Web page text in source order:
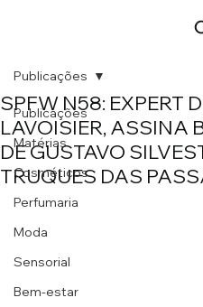
Publicações
Matérias
Cosméticos
Perfumaria
Moda
Sensorial
Bem-estar
Publicações
SPFW N58: EXPERT
LAVOISIER, ASSINA
DE GUSTAVO
TRUQUES DAS